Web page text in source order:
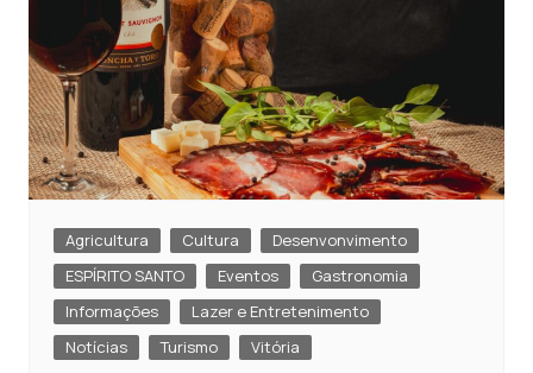
Agricultura Cultura
Desenvonvimento
ESPÍRITO SANTO
Eventos
Gastronomia
Informações
Lazer e Entretenimento
Notícias
Turismo Vitória